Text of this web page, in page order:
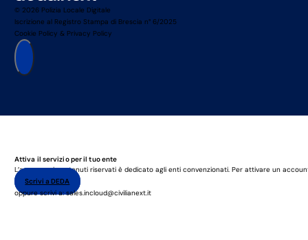
© 2026 Polizia Locale Digitale
Iscrizione al Registro Stampa di Brescia n° 6/2025
Cookie Policy & Privacy Policy
Attiva il servizio per il tuo ente
L’accesso ai contenuti riservati è dedicato agli enti convenzionati. Per attivare un
Scrivi a DEDA
oppure scrivi a: sales.incloud@civilianext.it